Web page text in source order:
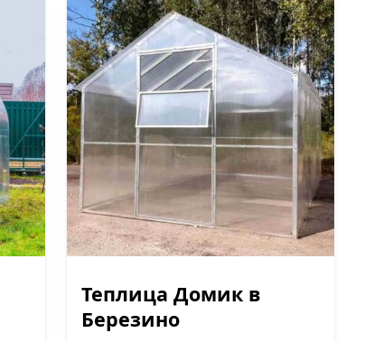
Теплица Домик в
Березино